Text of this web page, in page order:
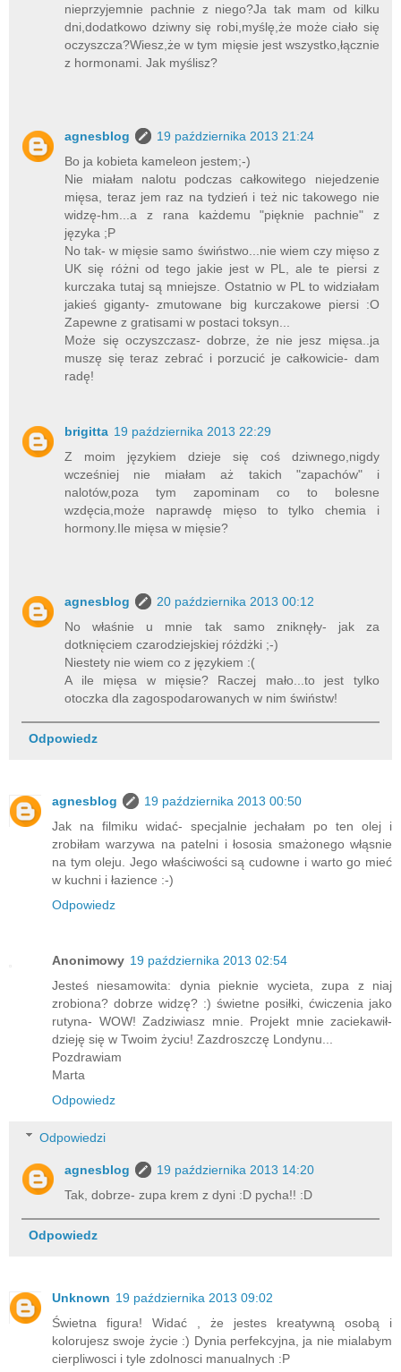
nieprzyjemnie pachnie z niego?Ja tak mam od kilku
dni,dodatkowo dziwny się robi,myślę,że może ciało się
oczyszcza?Wiesz,że w tym mięsie jest wszystko,łącznie
z hormonami. Jak myślisz?
agnesblog
19 października 2013 21:24
Bo ja kobieta kameleon jestem;-)
Nie miałam nalotu podczas całkowitego niejedzenie
mięsa, teraz jem raz na tydzień i też nic takowego nie
widzę-hm...a z rana każdemu "pięknie pachnie" z
języka ;P
No tak- w mięsie samo świństwo...nie wiem czy mięso z
UK się różni od tego jakie jest w PL, ale te piersi z
kurczaka tutaj są mniejsze. Ostatnio w PL to widziałam
jakieś giganty- zmutowane big kurczakowe piersi :O
Zapewne z gratisami w postaci toksyn...
Może się oczyszczasz- dobrze, że nie jesz mięsa..ja
muszę się teraz zebrać i porzucić je całkowicie- dam
radę!
brigitta 19 października 2013 22:29
Z moim językiem dzieje się coś dziwnego,nigdy
wcześniej nie miałam aż takich "zapachów" i
nalotów,poza tym zapominam co to bolesne
wzdęcia,może naprawdę mięso to tylko chemia i
hormony.Ile mięsa w mięsie?
agnesblog
20 października 2013 00:12
No właśnie u mnie tak samo zniknęły- jak za
dotknięciem czarodziejskiej różdżki ;-)
Niestety nie wiem co z językiem :(
A ile mięsa w mięsie? Raczej mało...to jest tylko
otoczka dla zagospodarowanych w nim świństw!
Odpowiedz
agnesblog
19 października 2013 00:50
Jak na filmiku widać- specjalnie jechałam po ten olej i
zrobiłam warzywa na patelni i łososia smażonego włąsnie
na tym oleju. Jego właściwości są cudowne i warto go mieć
w kuchni i łazience :-)
Odpowiedz
Anonimowy 19 października 2013 02:54
Jesteś niesamowita: dynia pieknie wycieta, zupa z niaj
zrobiona? dobrze widzę? :) świetne posiłki, ćwiczenia jako
rutyna- WOW! Zadziwiasz mnie. Projekt mnie zaciekawił-
dzieję się w Twoim życiu! Zazdroszczę Londynu...
Pozdrawiam
Marta
Odpowiedz
Odpowiedzi
agnesblog
19 października 2013 14:20
Tak, dobrze- zupa krem z dyni :D pycha!! :D
Odpowiedz
Unknown 19 października 2013 09:02
Świetna figura! Widać , że jestes kreatywną osobą i
kolorujesz swoje życie :) Dynia perfekcyjna, ja nie mialabym
cierpliwosci i tyle zdolnosci manualnych :P